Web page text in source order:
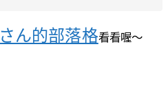
さん的部落格看看喔～